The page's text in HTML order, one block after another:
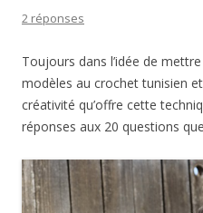
2 réponses
Toujours dans l’idée de
modèles au crochet tunisien
créativité qu’offre cette
réponses aux 20 questions